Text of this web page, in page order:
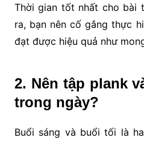
Thời gian tốt nhất cho bài
ra, bạn nên cố gắng thực
đạt được hiệu quả như
2. Nên tập plank
trong ngày?
Buổi sáng và buổi tối là